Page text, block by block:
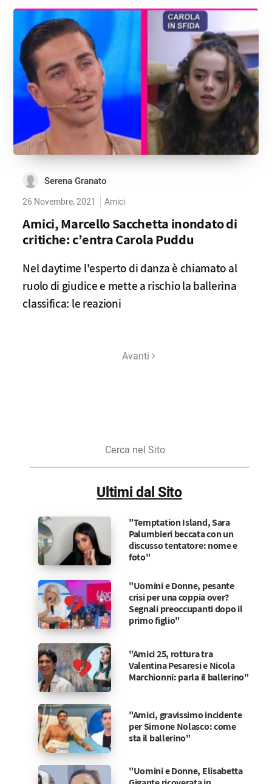
Serena Granato
26 Novembre, 2021 Amici
Amici, Marcello Sacchetta inondato di
critiche: c’entra Carola Puddu
Nel daytime l'esperto di danza è chiamato al
ruolo di giudice e mette a rischio la ballerina
classifica: le reazioni
Avanti
Sito
Ultimi dal Sito
"Temptation Island, Sara
Palumbieri beccata con un
discusso tentatore: nome e
foto"
"Uomini e Donne, pesante
crisi per una coppia over?
Segnali preoccupanti dopo il
primo figlio"
"Amici 25, rottura tra
Valentina Pesaresi e Nicola
Marchionni: parla il ballerino"
"Amici, gravissimo incidente
per Simone Nolasco: come
sta il ballerino"
"Uomini e Donne, Elisabetta